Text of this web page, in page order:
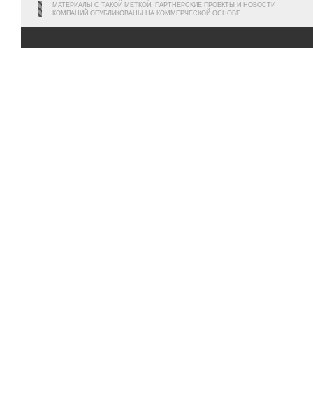
МАТЕРИАЛЫ С ТАКОЙ МЕТКОЙ, ПАРТНЕРСКИЕ ПРОЕКТЫ И НОВОСТИ
КОМПАНИЙ ОПУБЛИКОВАНЫ НА КОММЕРЧЕСКОЙ ОСНОВЕ